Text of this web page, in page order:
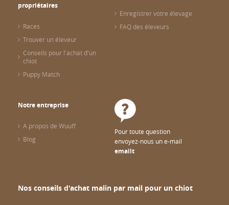
propriétaires
Races
Trouver un éleveur
Conseils pour l'achat d'un
chiot
Puppy Match
Enregistrer votre élevage
FAQ des éleveurs
Notre entreprise
A propos de Wuuff
Blog
Pour toute question
envoyez-nous un e-mail
emailt
Nos conseils d'achat malin par mail pour un chiot